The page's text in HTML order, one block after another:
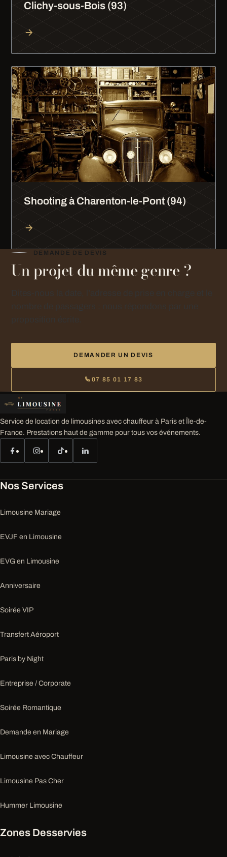
Clichy-sous-Bois (93)
Shooting à Charenton-le-Pont (94)
DEMANDE DE DEVIS
Un projet du même genre ?
DEMANDER UN DEVIS
07 85 01 17 83
Service de location de limousines avec chauffeur à Paris et Île-de-
France. Prestations haut de gamme pour tous vos événements.
Nos Services
Limousine Mariage
EVJF en Limousine
EVG en Limousine
Anniversaire
Soirée VIP
Transfert Aéroport
Paris by Night
Entreprise / Corporate
Soirée Romantique
Demande en Mariage
Limousine avec Chauffeur
Limousine Pas Cher
Hummer Limousine
Zones Desservies